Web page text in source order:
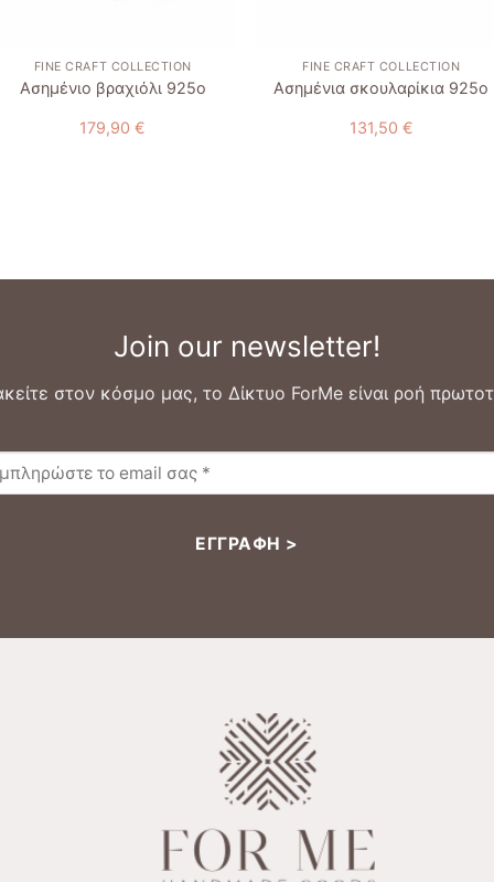
FINE CRAFT COLLECTION
Ασημένιο βραχιόλι 925ο
179,90€
FINE CRAFT COLLECTION
Ασημένια σκουλαρίκια 925ο
131,50 €
Join our newsletter!
στον κόσμο μας, το Δίκτυο ForMe είναι ροή